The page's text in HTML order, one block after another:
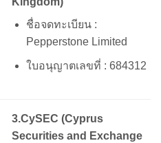
ชื่อจดทะเบียน :
Pepperstone Limited
ใบอนุญาตเลขที่ : 684312
3.CySEC (Cyprus
Securities and Exchange